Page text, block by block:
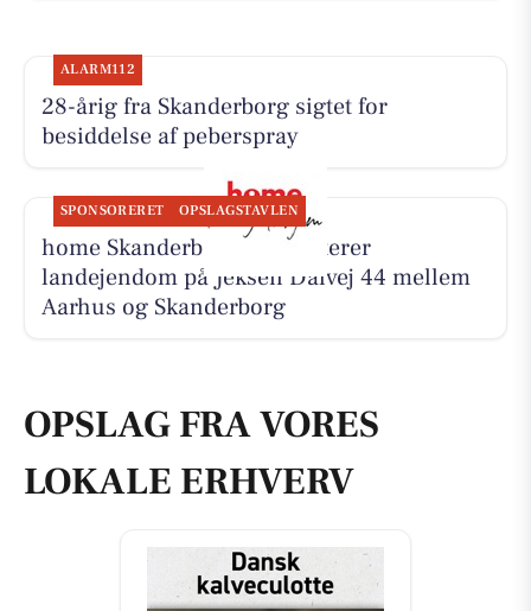
ALARM112
28-årig fra Skanderborg sigtet for
besiddelse af peberspray
SPONSORERET OPSLAGSTAVLEN
home Skanderborg præsenterer
landejendom på Jeksen Dalvej 44 mellem
Aarhus og Skanderborg
OPSLAG FRA VORES
LOKALE ERHVERV